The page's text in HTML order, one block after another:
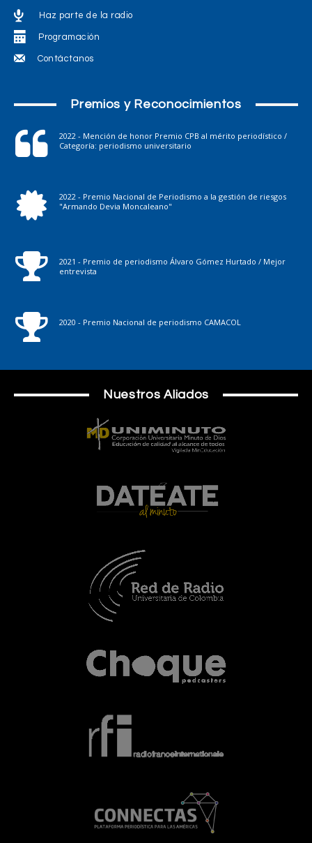
Haz parte de la radio
Programación
Contáctanos
Premios y Reconocimientos
2022 - Mención de honor Premio CPB al mérito periodístico /
Categoría: periodismo universitario
2022 - Premio Nacional de Periodismo a la gestión de riesgos
"Armando Devia Moncaleano"
2021 - Premio de periodismo Álvaro Gómez Hurtado / Mejor
entrevista
2020 - Premio Nacional de periodismo CAMACOL
Nuestros Aliados